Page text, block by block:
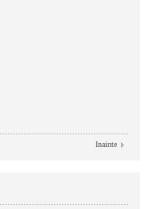
Inainte